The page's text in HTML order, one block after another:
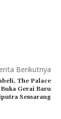
Berikutnya
The Palace
Gerai Baru
Semarang